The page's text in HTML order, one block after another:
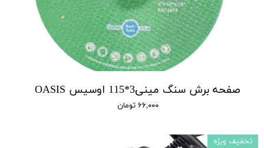
صفحه برش سنگ مینی3*115 اوسیس OASIS
۶۶,۰۰۰ تومان
تخفیف ویژه